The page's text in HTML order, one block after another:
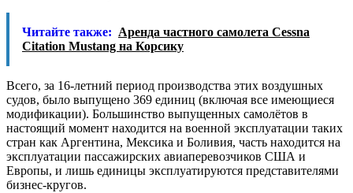
Читайте также: Аренда частного самолета Cessna
Citation Mustang на Корсику
Всего, за 16-летний период производства этих воздушных
судов, было выпущено 369 единиц (включая все имеющиеся
модификации). Большинство выпущенных самолётов в
настоящий момент находится на военной эксплуатации таких
стран как Аргентина, Мексика и Боливия, часть находится на
эксплуатации пассажирских авиаперевозчиков США и
Европы, и лишь единицы эксплуатируются представителями
бизнес-кругов.